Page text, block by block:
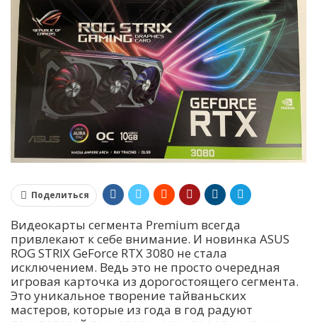
Поделиться
Видеокарты сегмента Premium всегда
привлекают к себе внимание. И новинка ASUS
ROG STRIX GeForce RTX 3080 не стала
исключением. Ведь это не просто очередная
игровая карточка из дорогостоящего сегмента.
Это уникальное творение тайваньских
мастеров, которые из года в год радуют